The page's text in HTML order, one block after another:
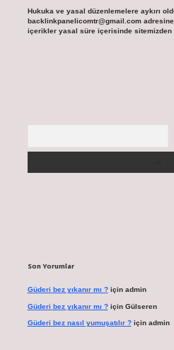
Hukuka ve yasal düzenlemelere aykırı
backlinkpanelicomtr@gmail.com
içerikler yasal süre içerisinde sitemizden
Son Yorumlar
Güderi bez yıkanır mı ?için admin
Güderi bez yıkanır mı ?için Gülseren
Güderi bez nasıl yumuşatılır ?için admin